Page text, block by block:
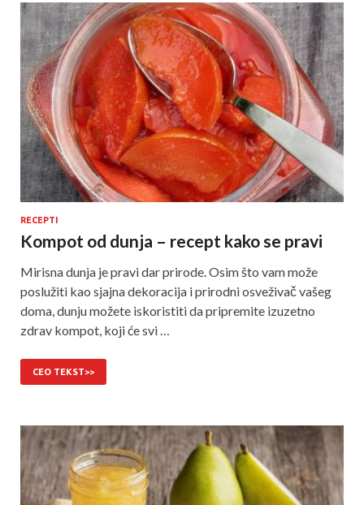
RECEPTI
Kompot od dunja – recept kako se pravi
Mirisna dunja je pravi dar prirode. Osim što vam može
poslužiti kao sjajna dekoracija i prirodni osveživač vašeg
doma, dunju možete iskoristiti da pripremite izuzetno
zdrav kompot, koji će svi …
CEO TEKST>>